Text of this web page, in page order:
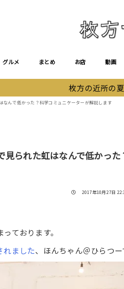
グルメ まとめ お店 動画
枚方の近所の
なんで低かった？科学コミュニケーターが解説します
見られた虹はなんで低かっ
投稿日
2017年10月27日
ております。
れました、ほんちゃん＠ひらつー